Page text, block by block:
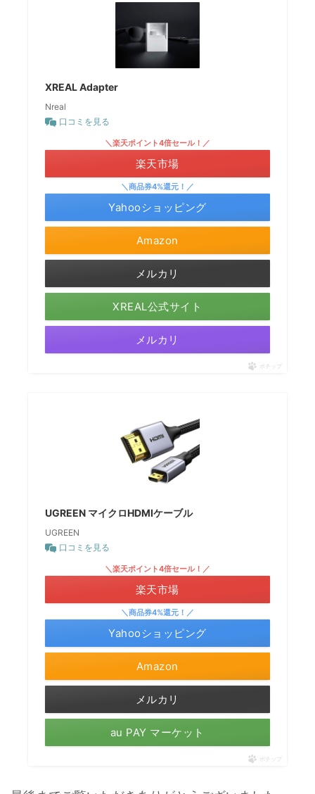
XREAL Adapter
Nreal
口コミを見る
Amazon
＼楽天ポイント4倍セール！／
楽天市場
＼商品券4%還元！／
Yahooショッピング
メルカリ
XREAL公式サイト
メルカリ
ポチップ
UGREEN マイクロHDMIケーブル
UGREEN
口コミを見る
Amazon
＼楽天ポイント4倍セール！／
楽天市場
＼商品券4%還元！／
Yahooショッピング
メルカリ
au PAY マーケット
ポチップ